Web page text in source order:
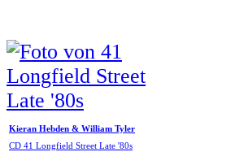
Kieran Hebden & William Tyler
CD 41 Longfield Street Late '80s